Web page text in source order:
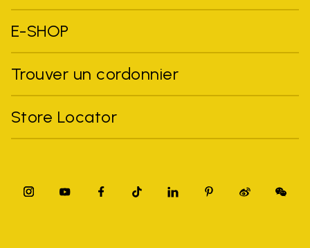
E-SHOP
Trouver un cordonnier
Store Locator